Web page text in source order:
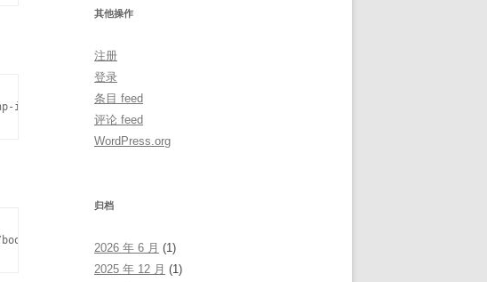
其他操作
注册
登录
条目 feed
评论 feed
WordPress.org
归档
2026 年 6 月 (1)
2025 年 12 月 (1)